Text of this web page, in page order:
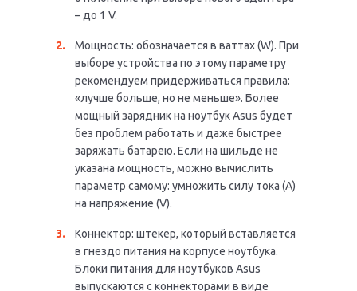
– до 1 V.
Мощность: обозначается в ваттах (W). При
выборе устройства по этому параметру
рекомендуем придерживаться правила:
«лучше больше, но не меньше». Более
мощный зарядник на ноутбук Asus будет
без проблем работать и даже быстрее
заряжать батарею. Если на шильде не
указана мощность, можно вычислить
параметр самому: умножить силу тока (А)
на напряжение (V).
Коннектор: штекер, который вставляется
в гнездо питания на корпусе ноутбука.
Блоки питания для ноутбуков Asus
выпускаются с коннекторами в виде